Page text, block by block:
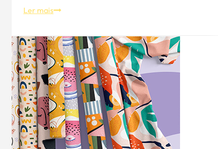
Ler maisOs
materiais
para
chapéus
personalizados:
o
seu
guia
definitivo
para